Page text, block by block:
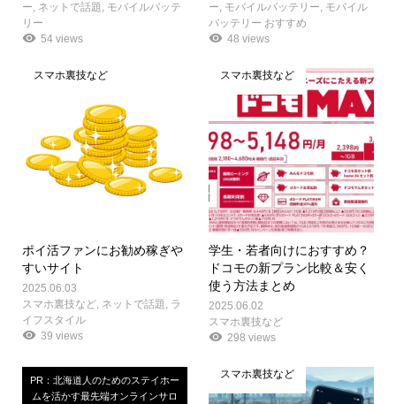
ー ネットで話題
モバイルバッテ
リー
54 views
ー モバイルバッテリー モバイル
バッテリー おすすめ
48 views
スマホ裏技など
ポイ活ファンにお勧め稼ぎや
すいサイト
2025.06.03
スマホ裏技など, ネットで話題, ラ
イフスタイル
39 views
スマホ裏技など
学生・若者向けにおすすめ？
ドコモの新プラン比較＆安く
使う方法まとめ
2025.06.02
スマホ裏技など
298 views
PR：北海道人のためのステイホー
ムを活かす最先端オンラインサロ
スマホ裏技など